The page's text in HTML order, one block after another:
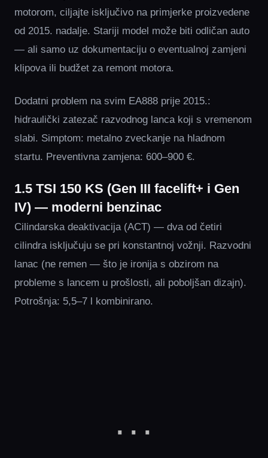
motorom, ciljajte isključivo na primjerke proizvedene
od 2015. nadalje. Stariji model može biti odličan auto
— ali samo uz dokumentaciju o eventualnoj zamjeni
klipova ili budžet za remont motora.
Dodatni problem na svim EA888 prije 2015.:
hidraulički zatezač razvodnog lanca koji s vremenom
slabi. Simptom: metalno zveckanje na hladnom
startu. Preventivna zamjena: 600–900 €.
1.5 TSI 150 KS (Gen III facelift+ i Gen
IV) — moderni benzinac
Cilindarska deaktivacija (ACT) — dva od četiri
cilindra isključuju se pri konstantnoj vožnji. Razvodni
lanac (ne remen — što je ironija s obzirom na
probleme s lancem u prošlosti, ali poboljšan dizajn).
Potrošnja: 5,5–7 l kombinirano.